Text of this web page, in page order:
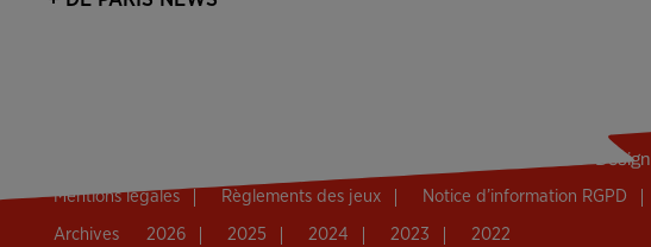
Design
Mentions légales Règlements des jeux Notice d’information RGPD
Archives 2026 2025 2024 2023 2022